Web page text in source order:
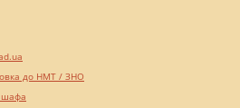
до НМТ / ЗНО
шафа